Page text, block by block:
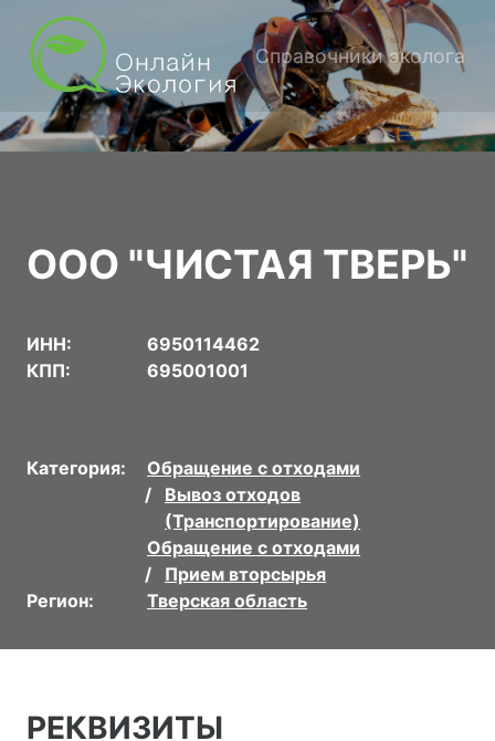
Справочники эколога
ООО "ЧИСТАЯ ТВЕРЬ"
ИНН:
6950114462
КПП:
695001001
Категория:
Обращение с отходами
Вывоз отходов
(Транспортирование)
Обращение с отходами
Прием вторсырья
Регион:
Тверская область
РЕКВИЗИТЫ